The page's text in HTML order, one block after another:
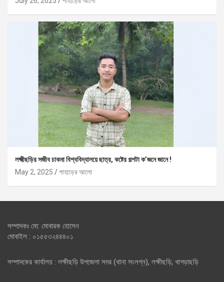
লক্ষ্মীছড়ির সজীব চাকমা বিশ্ববিদ্যালয়ে ছাত্র, কষ্টের গল্পটা ক’জনে জানে !
May 2, 2025
পাহাড়ের আলো
সম্পাদকঃ মো: মোবারক হোসেন
মোবাইল : ০১৫৫৩২৪৪৪০১
সম্পাদকের কার্যালয় : লক্ষীছড়ি উপজেলা সদর (থানা সংলগ্ন), লক্ষীছড়ি, খাগড়াছড়ি